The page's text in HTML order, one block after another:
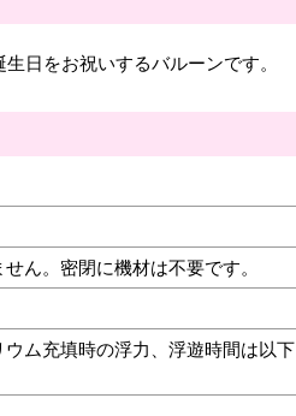
日をお祝いするバルーンです。
ん。密閉に機材は不要です。
ム充填時の浮力、浮遊時間は以下